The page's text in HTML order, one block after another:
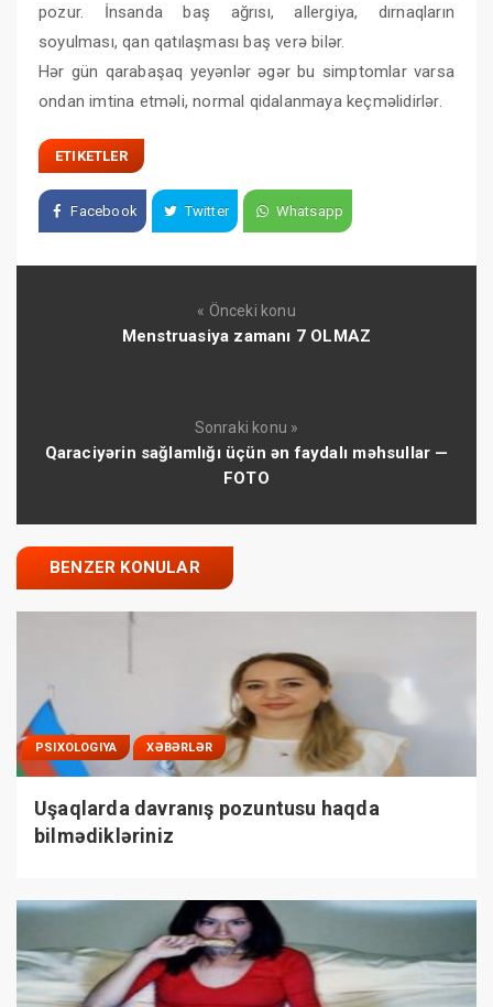
pozur. İnsanda baş ağrısı, allergiya, dırnaqların
soyulması, qan qatılaşması baş verə bilər.
Hər gün qarabaşaq yeyənlər əgər bu simptomlar varsa
ondan imtina etməli, normal qidalanmaya keçməlidirlər.
ETIKETLER
Facebook Twitter Whatsapp
« Önceki konu
Menstruasiya zamanı 7 OLMAZ
Sonraki konu »
Qaraciyərin sağlamlığı üçün ən faydalı məhsullar —
FOTO
BENZER KONULAR
PSIXOLOGIYA XƏBƏRLƏR
Uşaqlarda davranış pozuntusu haqda
bilmədikləriniz